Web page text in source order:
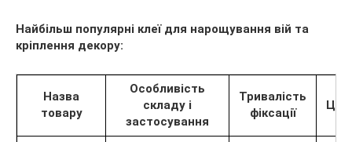
Найбільш популярні клеї для нарощування вій та
кріплення декору:
Назва
товару
Особливість
складу і
застосування
Тривалість
фіксації
Ціна